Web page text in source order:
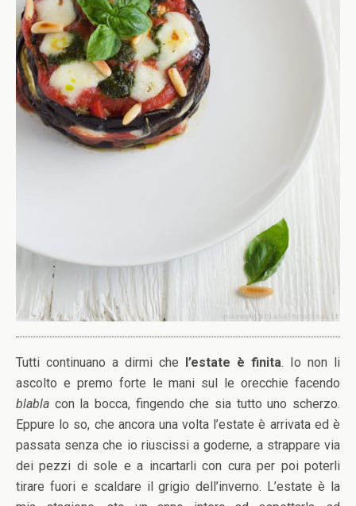
Tutti continuano a dirmi che l’estate è finita. Io non li
ascolto e premo forte le mani sul le orecchie facendo
blabla con la bocca, fingendo che sia tutto uno scherzo.
Eppure lo so, che ancora una volta l’estate è arrivata ed è
passata senza che io riuscissi a goderne, a strappare via
dei pezzi di sole e a incartarli con cura per poi poterli
tirare fuori e scaldare il grigio dell’inverno. L’estate è la